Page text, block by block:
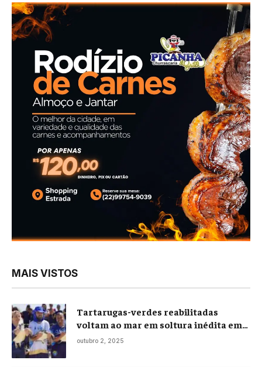
MAIS VISTOS
Tartarugas-verdes reabilitadas
voltam ao mar em soltura inédita em
Praia Seca
outubro 2, 2025